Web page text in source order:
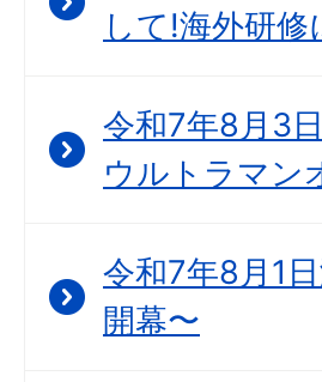
して!海外研
令和7年8月3
ウルトラマン
令和7年8月1
開幕〜